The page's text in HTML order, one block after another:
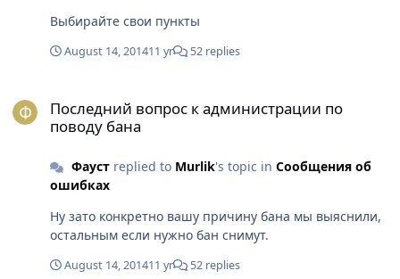
Выбирайте свои пункты
August 14, 201411 yr 52 replies
Последний вопрос к администрации по
поводу бана
Фаустreplied to Murlik's topic in Сообщения об
ошибках
Ну зато конкретно вашу причину бана мы выяснили,
остальным если нужно бан снимут.
August 14, 201411 yr 52 replies